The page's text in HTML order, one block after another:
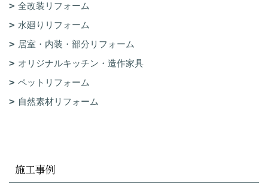
全改装リフォーム
水廻りリフォーム
居室・内装・部分リフォーム
オリジナルキッチン・造作家具
ペットリフォーム
自然素材リフォーム
施工事例